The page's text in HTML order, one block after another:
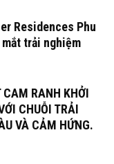
Residences Phu
mắt trải nghiệm
CAM RANH KHỞI
CHUỖI TRẢI
VÀ CẢM HỨNG.